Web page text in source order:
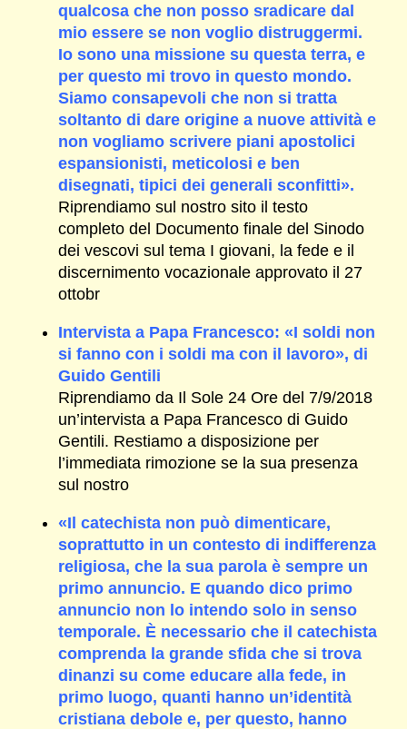
qualcosa che non posso sradicare dal
mio essere se non voglio distruggermi.
Io sono una missione su questa terra, e
per questo mi trovo in questo mondo.
Siamo consapevoli che non si tratta
soltanto di dare origine a nuove attività e
non vogliamo scrivere piani apostolici
espansionisti, meticolosi e ben
disegnati, tipici dei generali sconfitti».
Riprendiamo sul nostro sito il testo
completo del Documento finale del Sinodo
dei vescovi sul tema I giovani, la fede e il
discernimento vocazionale approvato il 27
ottobr
Intervista a Papa Francesco: «I soldi non
si fanno con i soldi ma con il lavoro», di
Guido Gentili
Riprendiamo da Il Sole 24 Ore del 7/9/2018
un’intervista a Papa Francesco di Guido
Gentili. Restiamo a disposizione per
l’immediata rimozione se la sua presenza
sul nostro
«Il catechista non può dimenticare,
soprattutto in un contesto di indifferenza
religiosa, che la sua parola è sempre un
primo annuncio. E quando dico primo
annuncio non lo intendo solo in senso
temporale. È necessario che il catechista
comprenda la grande sfida che si trova
dinanzi su come educare alla fede, in
primo luogo, quanti hanno un’identità
cristiana debole e, per questo, hanno